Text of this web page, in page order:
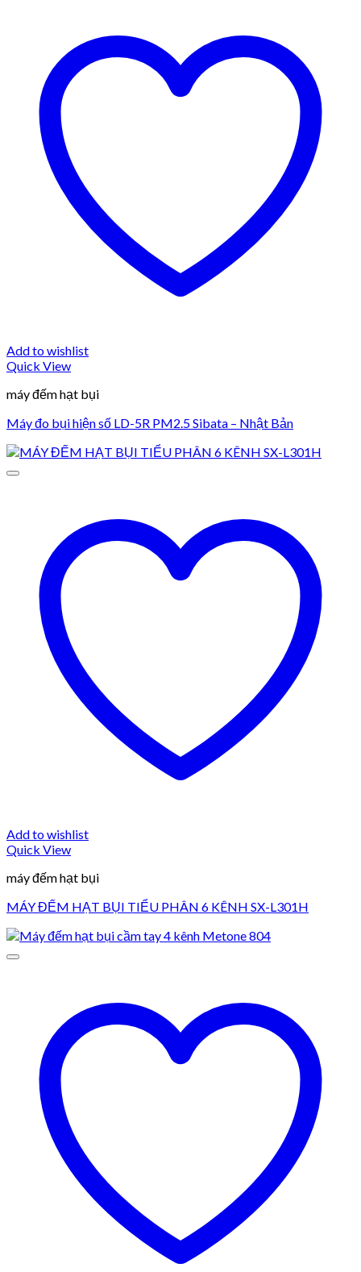
Add to wishlist
Quick View
máy đếm hạt bụi
Máy đo bụi hiện số LD-5R PM2.5 Sibata – Nhật Bản
Add to wishlist
Quick View
máy đếm hạt bụi
MÁY ĐẾM HẠT BỤI TIỂU PHÂN 6 KÊNH SX-L301H